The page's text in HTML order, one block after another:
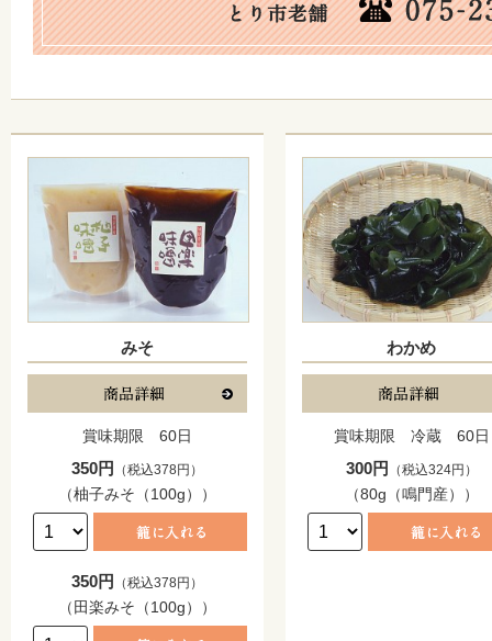
みそ
賞味期限 60日
350円 （税込378円）
（柚子みそ（100g））
350円 （税込378円）
（田楽みそ（100g））
わかめ
賞味期限 冷蔵 60日
300円 （税込324円）
（80g（鳴門産））